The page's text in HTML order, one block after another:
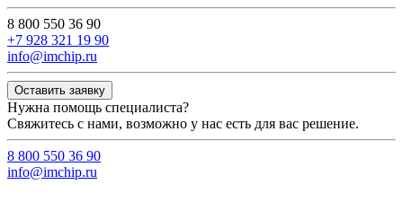
8 800 550 36 90
+7 928 321 19 90
info@imchip.ru
Оставить заявку
Нужна помощь специалиста?
Свяжитесь с нами, возможно у нас есть для вас решение.
8 800 550 36 90
info@imchip.ru